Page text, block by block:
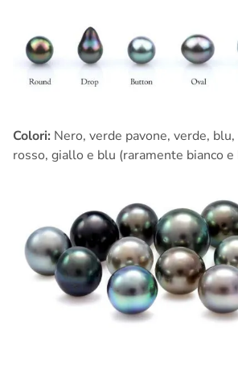
Colori: Nero, verde pavone, verde,
rosso, giallo e blu (raramente bianco